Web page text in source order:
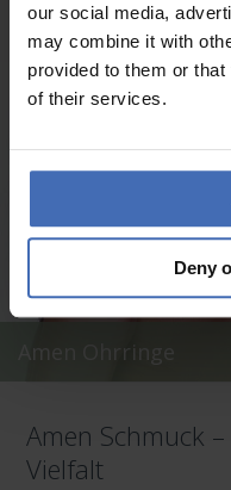
our social media,
may combine it with
provided to them or
of their services.
Deny
Amen Ohrringe
Amen Schmuck
Vielfalt